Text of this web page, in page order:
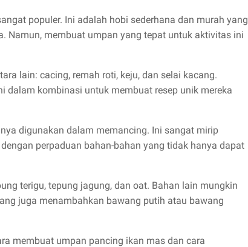
populer. Ini adalah hobi sederhana dan murah yang
Namun, membuat umpan yang tepat untuk aktivitas ini
lain: cacing, remah roti, keju, dan selai kacang.
dalam kombinasi untuk membuat resep unik mereka
digunakan dalam memancing. Ini sangat mirip
perpaduan bahan-bahan yang tidak hanya dapat
terigu, tepung jagung, dan oat. Bahan lain mungkin
juga menambahkan bawang putih atau bawang
membuat umpan pancing ikan mas dan cara